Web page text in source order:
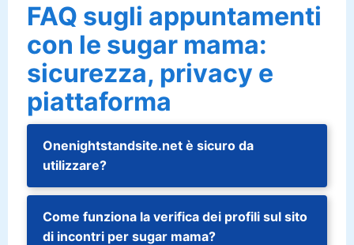
FAQ sugli appuntamenti
con le sugar mama:
sicurezza, privacy e
piattaforma
Onenightstandsite.net è sicuro da
utilizzare?
Come funziona la verifica dei profili sul sito
di incontri per sugar mama?